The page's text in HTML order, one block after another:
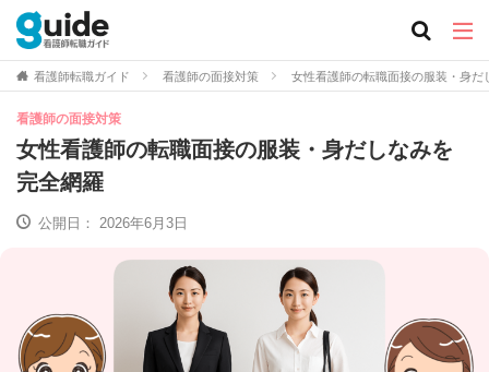
看護師転職ガイド 看護師の面接対策 女性看護師の転職面接の服装・身だ
看護師の面接対策
女性看護師の転職面接の服装・身だしなみを
完全網羅
公開日： 2026年6月3日